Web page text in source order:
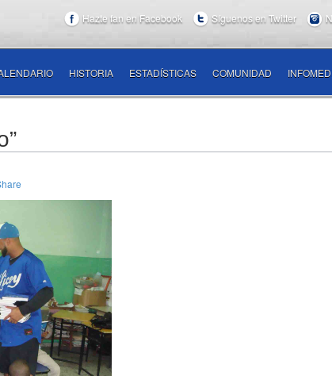
Hazte fan en Facebook Síguenos en Twitter
HISTORIA ESTADÍSTICAS COMUNIDAD